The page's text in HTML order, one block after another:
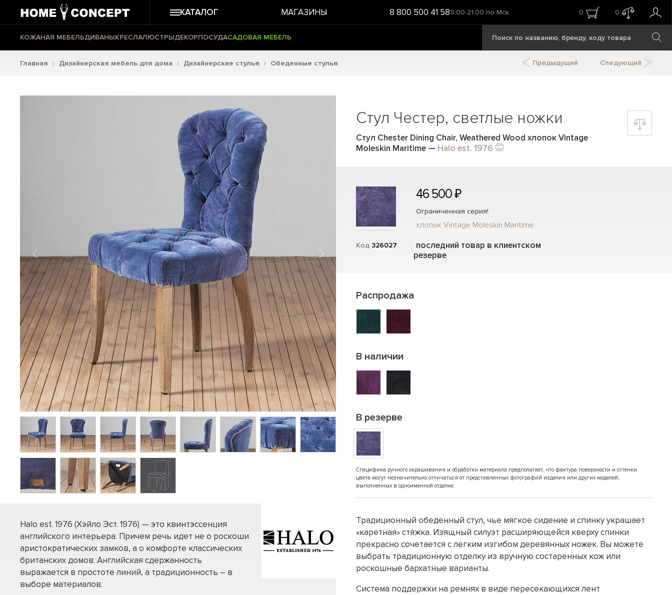
КАТАЛОГ МАГАЗИНЫ 8 800 500 41 589:00-21:00 по Мск 0 0
КОЖАНАЯ МЕБЕЛЬДИВАНЫКРЕСЛАЛЮСТРЫДЕКОРПОСУДАСАДОВАЯ МЕБЕЛЬ
Главная Дизайнерская мебель для дома Дизайнерские стулья Обеденные стулья Предыдущий Следующий
Halo est. 1976 (Хэйло Эст. 1976) — это квинтэссенция
английского интерьера. Причем речь идет не о роскоши
аристократических замков, а о комфорте классических
британских домов. Английская сдержанность
выражается в простоте линий, а традиционность – в
выборе материалов.
Стул Честер, светлые ножки
Стул Chester Dining Chair, Weathered Wood хлопок Vintage
Moleskin Maritime — Halo est. 1976
Код 326027
46 500 ₽
Ограниченная серия!
хлопок Vintage Moleskin Maritime
последний товар в клиентском
резерве
Распродажа
В наличии
В резерве
Специфика ручного окрашивания и обработки материала предполагает, что фактура поверхности и оттенки
цвета могут незначительно отличаться от представленных фотографий изделия или других моделей,
выполненных в одноименной отделке.
Традиционный обеденный стул, чье мягкое сидение и спинку украшает
«каретная» стяжка. Изящный силуэт расширяющейся кверху спинки
прекрасно сочетается с легким изгибом деревянных ножек. Вы можете
выбрать традиционную отделку из вручную состаренных кож или
роскошные бархатные варианты.
Система поддержки на ремнях в виде пересекающихся лент